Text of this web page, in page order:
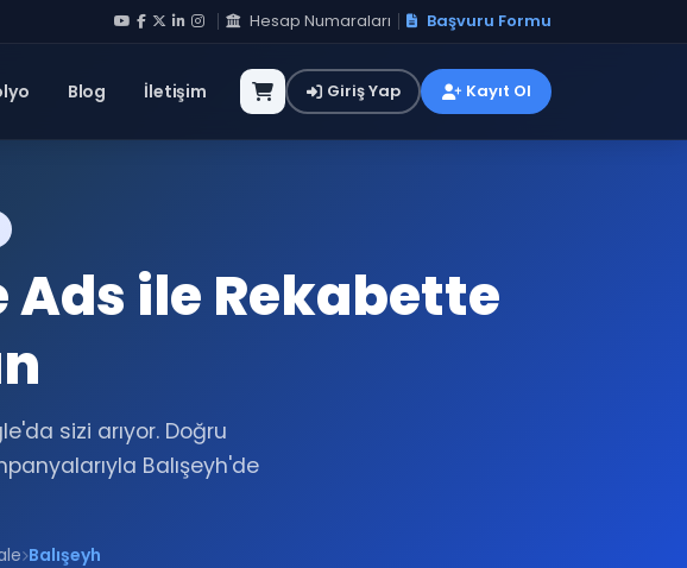
Hesap Numaraları Başvuru Formu
Blog İletişim Giriş Yap Kayıt Ol
Ads ile Rekabette
sizi arıyor. Doğru
Balışeyh'de
Balışeyh